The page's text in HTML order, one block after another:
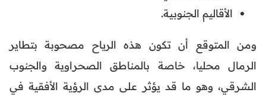
الأقاليم الجنوبية.
ومن المتوقع أن تكون هذه الرياح مصحوبة بتطاير
الرمال محليا، خاصة بالمناطق الصحراوية والجنوب
الشرقي، وهو ما قد يؤثر على مدى الرؤية الأفقية في